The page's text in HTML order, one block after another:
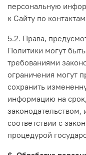
персональную
к Сайту по
5.2. Права,
Политики могут
требованиями
ограничения могут
сохранить
информацию на
соответствии с
процедурой